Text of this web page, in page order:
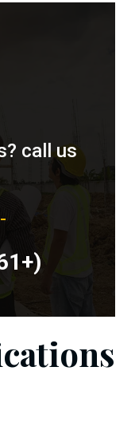
call us
(+961)70351957